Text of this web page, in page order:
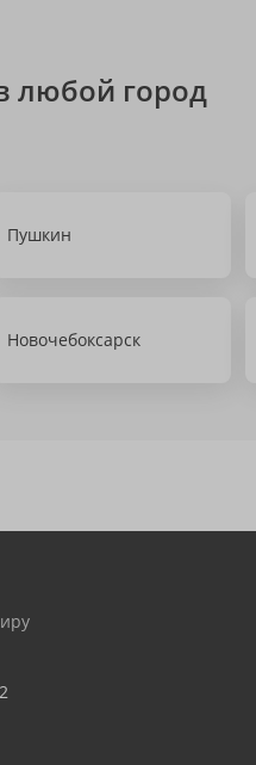
любой город
Пушкин
Новочебоксарск